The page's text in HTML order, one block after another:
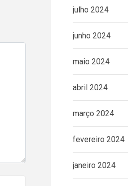
julho 2024
junho 2024
maio 2024
abril 2024
março 2024
fevereiro 2024
janeiro 2024